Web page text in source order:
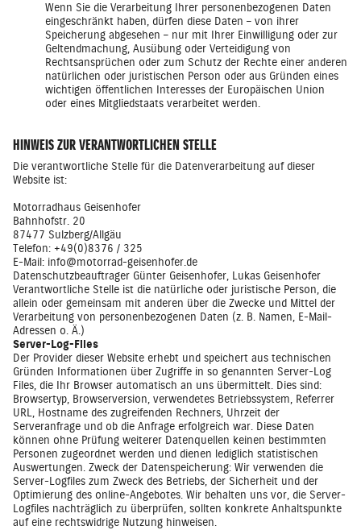
Wenn Sie die Verarbeitung Ihrer personenbezogenen Daten
eingeschränkt haben, dürfen diese Daten – von ihrer
Speicherung abgesehen – nur mit Ihrer Einwilligung oder zur
Geltendmachung, Ausübung oder Verteidigung von
Rechtsansprüchen oder zum Schutz der Rechte einer anderen
natürlichen oder juristischen Person oder aus Gründen eines
wichtigen öffentlichen Interesses der Europäischen Union
oder eines Mitgliedstaats verarbeitet werden.
HINWEIS ZUR VERANTWORTLICHEN STELLE
Die verantwortliche Stelle für die Datenverarbeitung auf dieser
Website ist:
Motorradhaus Geisenhofer
Bahnhofstr. 20
87477 Sulzberg/Allgäu
Telefon: +49(0)8376 / 325
E-Mail: info@motorrad-geisenhofer.de
Datenschutzbeauftrager Günter Geisenhofer, Lukas Geisenhofer
Verantwortliche Stelle ist die natürliche oder juristische Person, die
allein oder gemeinsam mit anderen über die Zwecke und Mittel der
Verarbeitung von personenbezogenen Daten (z. B. Namen, E-Mail-
Adressen o. Ä.)
Server-Log-Files
Der Provider dieser Website erhebt und speichert aus technischen
Gründen Informationen über Zugriffe in so genannten Server-Log
Files, die Ihr Browser automatisch an uns übermittelt. Dies sind:
Browsertyp, Browserversion, verwendetes Betriebssystem, Referrer
URL, Hostname des zugreifenden Rechners, Uhrzeit der
Serveranfrage und ob die Anfrage erfolgreich war. Diese Daten
können ohne Prüfung weiterer Datenquellen keinen bestimmten
Personen zugeordnet werden und dienen lediglich statistischen
Auswertungen. Zweck der Datenspeicherung: Wir verwenden die
Server-Logfiles zum Zweck des Betriebs, der Sicherheit und der
Optimierung des online-Angebotes. Wir behalten uns vor, die Server-
Logfiles nachträglich zu überprüfen, sollten konkrete Anhaltspunkte
auf eine rechtswidrige Nutzung hinweisen.